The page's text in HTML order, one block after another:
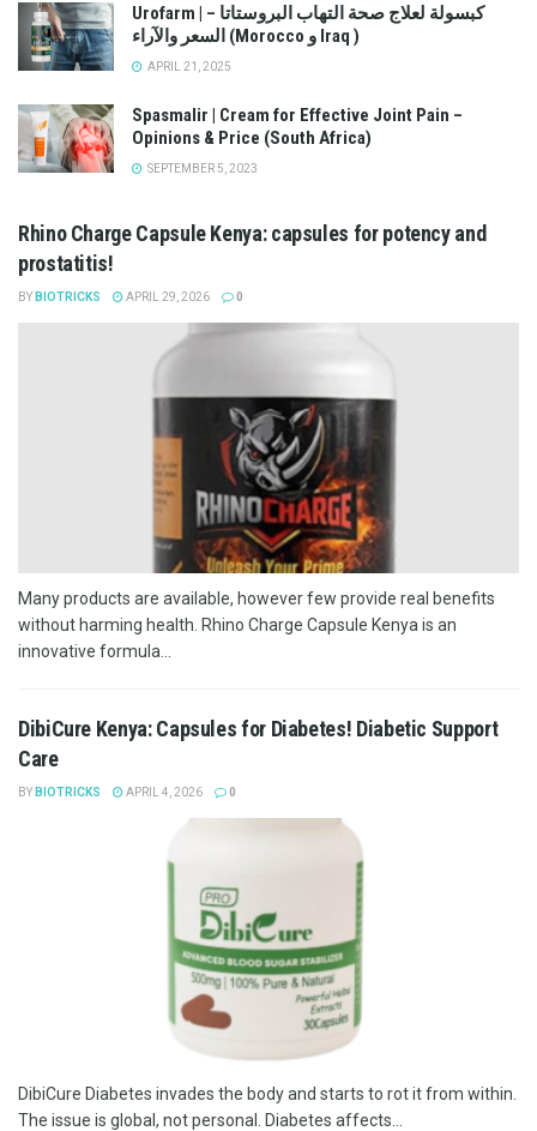
Urofarm | كبسولة لعلاج صحة التهاب البروستاتا –
السعر والآراء (Morocco و Iraq )
APRIL 21, 2025
Spasmalir | Cream for Effective Joint Pain –
Opinions & Price (South Africa)
SEPTEMBER 5, 2023
Rhino Charge Capsule Kenya: capsules for potency and
prostatitis!
BY BIOTRICKS APRIL 29, 2026 0
Many products are available, however few provide real benefits
without harming health. Rhino Charge Capsule Kenya is an
innovative formula...
DibiCure Kenya: Capsules for Diabetes! Diabetic Support
Care
BY BIOTRICKS APRIL 4, 2026 0
DibiCure Diabetes invades the body and starts to rot it from within.
The issue is global, not personal. Diabetes affects...